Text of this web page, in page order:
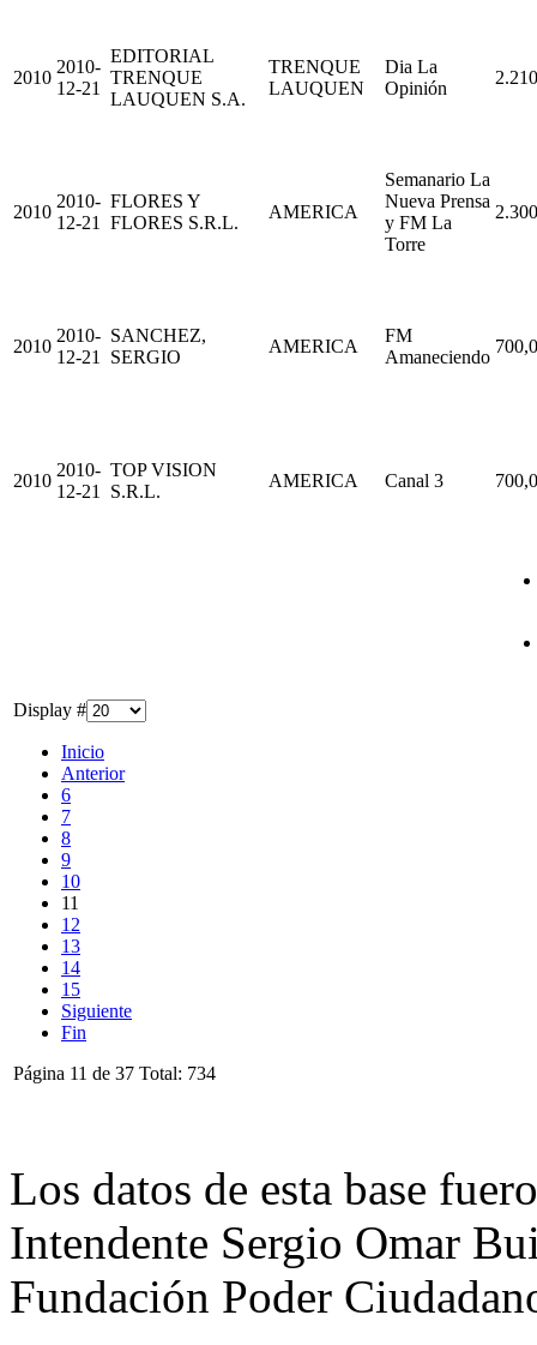
Display #
Inicio
Anterior
6
7
8
9
10
11
12
13
14
15
Siguiente
Fin
Página 11 de 37 Total: 734
2010
2010-
12-21
EDITORIAL
TRENQUE
LAUQUEN S.A.
TRENQUE
LAUQUEN
Dia La
Opinión
2010
2010-
12-21
FLORES Y
FLORES S.R.L.
AMERICA
Semanario La
Nueva Prensa
y FM La
Torre
2010
2010-
12-21
SANCHEZ,
SERGIO
AMERICA
FM
Amaneciendo
2010
2010-
12-21
TOP VISION
S.R.L.
AMERICA Canal 3
Los datos de esta base
Intendente Sergio Omar
Fundación Poder